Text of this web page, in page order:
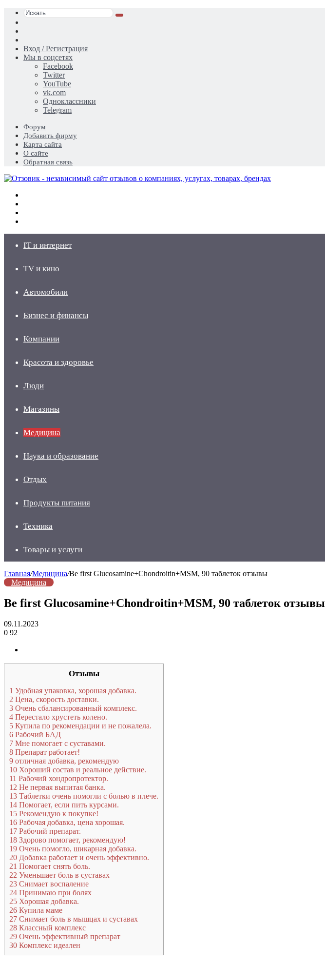
Искать
статья
Вход / Регистрация
Мы в соцсетях
Facebook
Twitter
YouTube
vk.com
Одноклассники
Telegram
Форум
Добавить фирму
Карта сайта
О сайте
Обратная связь
IT и интернет
TV и кино
Автомобили
Бизнес и финансы
Компании
Красота и здоровье
Люди
Магазины
Медицина
Наука и образование
Отдых
Продукты питания
Техника
Товары и услуги
Главная/Медицина/Be first Glucosamine+Chondroitin+MSM, 90 таблеток отзывы
Медицина
Be first Glucosamine+Chondroitin+MSM, 90 таблеток отзывы
09.11.2023
0 92
Отзывы
1 Удобная упаковка, хорошая добавка.
2 Цена, скорость доставки.
3 Очень сбалансированный комплекс.
4 Перестало хрустеть колено.
5 Купила по рекомендации и не пожалела.
6 Рабочий БАД
7 Мне помогает с суставами.
8 Препарат работает!
9 отличная добавка, рекомендую
10 Хороший состав и реальное действие.
11 Рабочий хондропротектор.
12 Не первая выпитая банка.
13 Таблетки очень помогли с болью в плече.
14 Помогает, если пить курсами.
15 Рекомендую к покупке!
16 Рабочая добавка, цена хорошая.
17 Рабочий препарат.
18 Здорово помогает, рекомендую!
19 Очень помогло, шикарная добавка.
20 Добавка работает и очень эффективно.
21 Помогает снять боль.
22 Уменьшает боль в суставах
23 Снимает воспаление
24 Принимаю при болях
25 Хорошая добавка.
26 Купила маме
27 Снимает боль в мышцах и суставах
28 Классный комплекс
29 Очень эффективный препарат
30 Комплекс идеален